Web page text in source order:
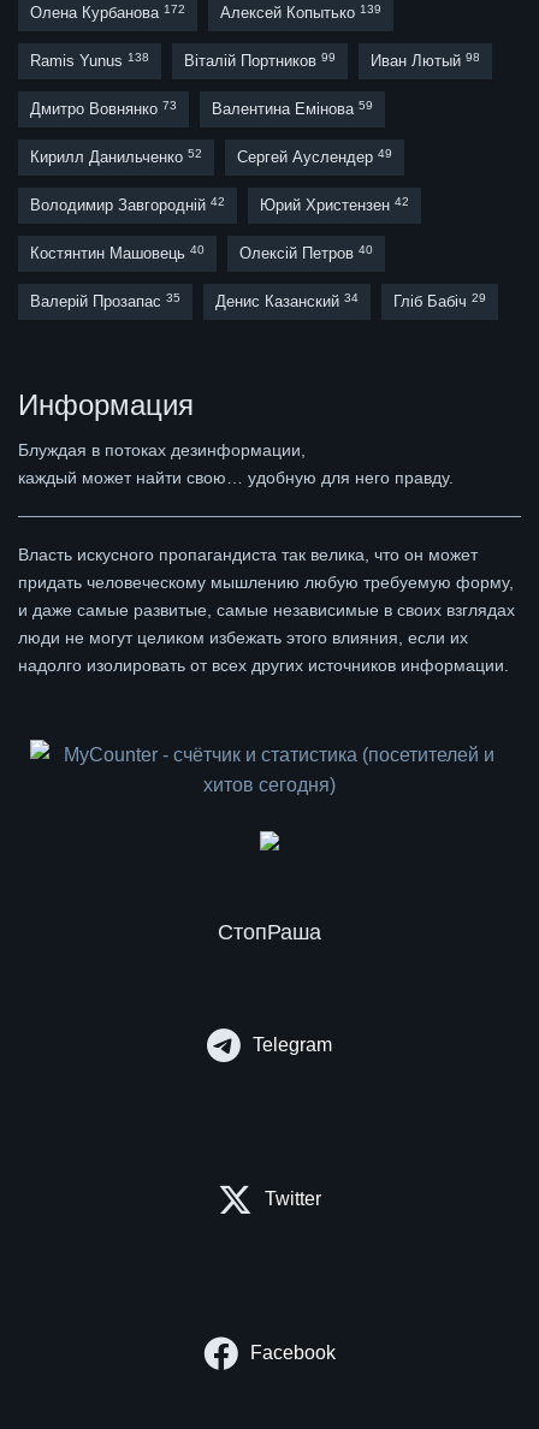
Олена Курбанова 172 Алексей Копытько 139
Ramis Yunus 138 Віталій Портников 99 Иван Лютый 98
Дмитро Вовнянко 73 Валентина Емінова 59
Кирилл Данильченко 52 Сергей Ауслендер 49
Володимир Завгородній 42 Юрий Христензен 42
Костянтин Машовець 40 Олексій Петров 40
Валерій Прозапас 35 Денис Казанский 34 Гліб Бабіч 29
Информация
Блуждая в потоках дезинформации,
каждый может найти свою… удобную для него правду.
Власть искусного пропагандиста так велика, что он может
придать человеческому мышлению любую требуемую форму,
и даже самые развитые, самые независимые в своих взглядах
люди не могут целиком избежать этого влияния, если их
надолго изолировать от всех других источников информации.
СтопРаша
Telegram
Twitter
Facebook